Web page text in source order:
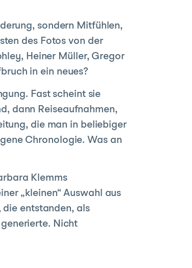
sondern Mitfühlen,
des Fotos von der
Heiner Müller, Gregor
in ein neues?
Fast scheint sie
dann Reiseaufnahmen,
die man in beliebiger
Chronologie. Was an
Klemms
„kleinen“ Auswahl aus
die entstanden, als
Nicht